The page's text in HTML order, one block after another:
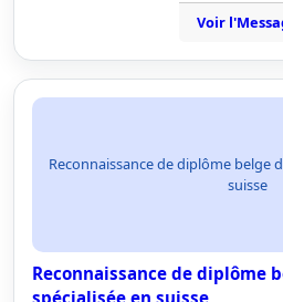
Voir
Reconnaissance de diplôme belge
suisse
Reconnaissance de diplôme
spécialisée en suisse